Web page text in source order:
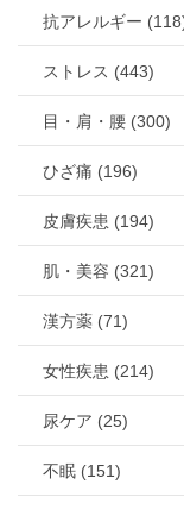
抗アレルギー
ストレス (443)
目・肩・腰 (300)
ひざ痛 (196)
皮膚疾患 (194)
肌・美容 (321)
漢方薬 (71)
女性疾患 (214)
尿ケア (25)
不眠 (151)